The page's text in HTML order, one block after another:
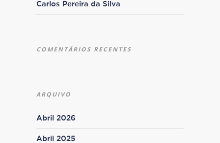
Carlos Pereira da Silva
COMENTÁRIOS RECENTES
ARQUIVO
Abril 2026
Abril 2025